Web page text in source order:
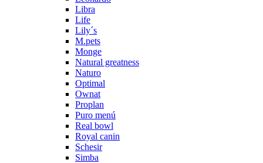
Libra
Life
Lily´s
M.pets
Monge
Natural greatness
Naturo
Optimal
Ownat
Proplan
Puro menú
Real bowl
Royal canin
Schesir
Simba